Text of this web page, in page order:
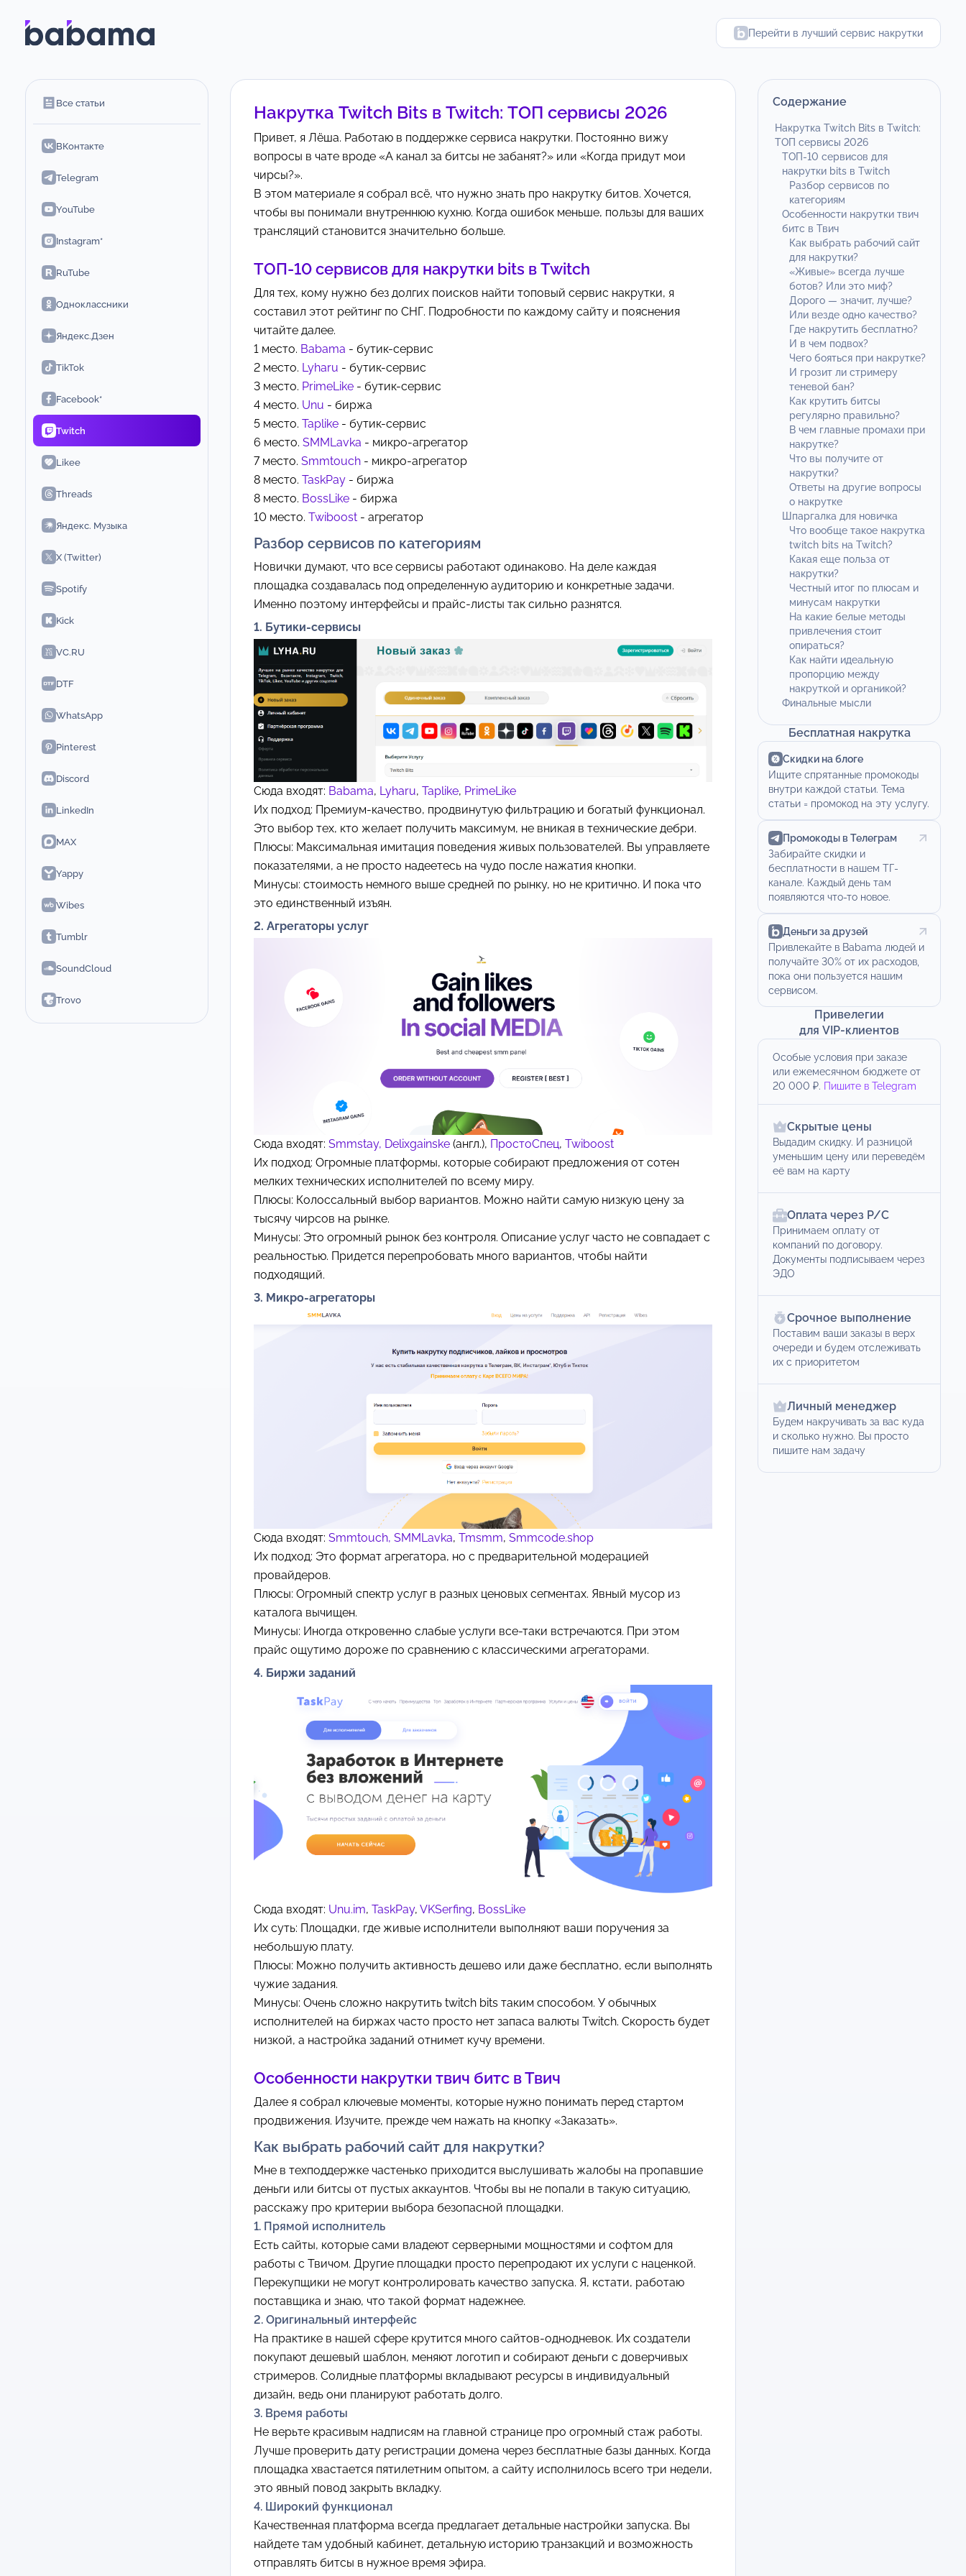
Перейти в лучший сервис накрутки
Все статьи
ВКонтакте
Telegram
YouTube
Instagram*
RuTube
Одноклассники
Яндекс.Дзен
TikTok
Facebook*
Twitch
Likee
Threads
Яндекс. Музыка
X (Twitter)
Spotify
Kick
VC.RU
DTF
WhatsApp
Pinterest
Discord
LinkedIn
MAX
Yappy
Wibes
Tumblr
SoundCloud
Trovo
Накрутка Twitch Bits в Twitch: ТОП сервисы 2026
Привет, я Лёша. Работаю в поддержке сервиса накрутки. Постоянно вижу
вопросы в чате вроде «А канал за битсы не забанят?» или «Когда придут мои
чирсы?».
В этом материале я собрал всё, что нужно знать про накрутку битов. Хочется,
чтобы вы понимали внутреннюю кухню. Когда ошибок меньше, пользы для ваших
трансляций становится значительно больше.
ТОП-10 сервисов для накрутки bits в Twitch
Для тех, кому нужно без долгих поисков найти топовый сервис накрутки, я
составил этот рейтинг по СНГ. Подробности по каждому сайту и пояснения
читайте далее.
1 место. Babama - бутик-сервис
2 место. Lyharu - бутик-сервис
3 место. PrimeLike - бутик-сервис
4 место. Unu - биржа
5 место. Taplike - бутик-сервис
6 место. SMMLavka - микро-агрегатор
7 место. Smmtouch - микро-агрегатор
8 место. TaskPay - биржа
8 место. BossLike - биржа
10 место. Twiboost - агрегатор
Разбор сервисов по категориям
Новички думают, что все сервисы работают одинаково. На деле каждая
площадка создавалась под определенную аудиторию и конкретные задачи.
Именно поэтому интерфейсы и прайс-листы так сильно разнятся.
1. Бутики-сервисы
Сюда входят: Babama, Lyharu, Taplike, PrimeLike
Их подход: Премиум-качество, продвинутую фильтрацию и богатый функционал.
Это выбор тех, кто желает получить максимум, не вникая в технические дебри.
Плюсы: Максимальная имитация поведения живых пользователей. Вы управляете
показателями, а не просто надеетесь на чудо после нажатия кнопки.
Минусы: стоимость немного выше средней по рынку, но не критично. И пока что
это единственный изъян.
2. Агрегаторы услуг
Сюда входят: Smmstay, Delixgainske (англ.), ПростоСпец, Twiboost
Их подход: Огромные платформы, которые собирают предложения от сотен
мелких технических исполнителей по всему миру.
Плюсы: Колоссальный выбор вариантов. Можно найти самую низкую цену за
тысячу чирсов на рынке.
Минусы: Это огромный рынок без контроля. Описание услуг часто не совпадает с
реальностью. Придется перепробовать много вариантов, чтобы найти
подходящий.
3. Микро-агрегаторы
Сюда входят: Smmtouch, SMMLavka, Tmsmm, Smmcode.shop
Их подход: Это формат агрегатора, но с предварительной модерацией
провайдеров.
Плюсы: Огромный спектр услуг в разных ценовых сегментах. Явный мусор из
каталога вычищен.
Минусы: Иногда откровенно слабые услуги все-таки встречаются. При этом
прайс ощутимо дороже по сравнению с классическими агрегаторами.
4. Биржи заданий
Сюда входят: Unu.im, TaskPay, VKSerfing, BossLike
Их суть: Площадки, где живые исполнители выполняют ваши поручения за
небольшую плату.
Плюсы: Можно получить активность дешево или даже бесплатно, если выполнять
чужие задания.
Минусы: Очень сложно накрутить twitch bits таким способом. У обычных
исполнителей на биржах часто просто нет запаса валюты Twitch. Скорость будет
низкой, а настройка заданий отнимет кучу времени.
Особенности накрутки твич битс в Твич
Далее я собрал ключевые моменты, которые нужно понимать перед стартом
продвижения. Изучите, прежде чем нажать на кнопку «Заказать».
Как выбрать рабочий сайт для накрутки?
Мне в техподдержке частенько приходится выслушивать жалобы на пропавшие
деньги или битсы от пустых аккаунтов. Чтобы вы не попали в такую ситуацию,
расскажу про критерии выбора безопасной площадки.
1. Прямой исполнитель
Есть сайты, которые сами владеют серверными мощностями и софтом для
работы с Твичом. Другие площадки просто перепродают их услуги с наценкой.
Перекупщики не могут контролировать качество запуска. Я, кстати, работаю
поставщика и знаю, что такой формат надежнее.
2. Оригинальный интерфейс
На практике в нашей сфере крутится много сайтов-однодневок. Их создатели
покупают дешевый шаблон, меняют логотип и собирают деньги с доверчивых
стримеров. Солидные платформы вкладывают ресурсы в индивидуальный
дизайн, ведь они планируют работать долго.
3. Время работы
Не верьте красивым надписям на главной странице про огромный стаж работы.
Лучше проверить дату регистрации домена через бесплатные базы данных. Когда
площадка хвастается пятилетним опытом, а сайту исполнилось всего три недели,
это явный повод закрыть вкладку.
4. Широкий функционал
Качественная платформа всегда предлагает детальные настройки запуска. Вы
найдете там удобный кабинет, детальную историю транзакций и возможность
отправлять битсы в нужное время эфира.
Содержание
Накрутка Twitch Bits в Twitch:
ТОП сервисы 2026
ТОП-10 сервисов для
накрутки bits в Twitch
Разбор сервисов по
категориям
Особенности накрутки твич
битс в Твич
Как выбрать рабочий сайт
для накрутки?
«Живые» всегда лучше
ботов? Или это миф?
Дорого — значит, лучше?
Или везде одно качество?
Где накрутить бесплатно?
И в чем подвох?
Чего бояться при накрутке?
И грозит ли стримеру
теневой бан?
Как крутить битсы
регулярно правильно?
В чем главные промахи при
накрутке?
Что вы получите от
накрутки?
Ответы на другие вопросы
о накрутке
Шпаргалка для новичка
Что вообще такое накрутка
twitch bits на Twitch?
Какая еще польза от
накрутки?
Честный итог по плюсам и
минусам накрутки
На какие белые методы
привлечения стоит
опираться?
Как найти идеальную
пропорцию между
накруткой и органикой?
Финальные мысли
Бесплатная накрутка
Скидки на блоге
Ищите спрятанные промокоды
внутри каждой статьи. Тема
статьи = промокод на эту услугу.
Промокоды в Телеграм
Забирайте скидки и
бесплатности в нашем ТГ-
канале. Каждый день там
появляются что-то новое.
Деньги за друзей
Привлекайте в Babama людей и
получайте 30% от их расходов,
пока они пользуется нашим
сервисом.
Привелегии
для VIP-клиентов
Особые условия при заказе
или ежемесячном бюджете от
20 000 ₽. Пишите в Telegram
Скрытые цены
Выдадим скидку. И разницой
уменьшим цену или переведём
её вам на карту
Оплата через Р/С
Принимаем оплату от
компаний по договору.
Документы подписываем через
ЭДО
Срочное выполнение
Поставим ваши заказы в верх
очереди и будем отслеживать
их с приоритетом
Личный менеджер
Будем накручивать за вас куда
и сколько нужно. Вы просто
пишите нам задачу